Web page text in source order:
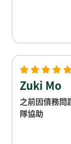
Zuki Mo
之前因債務問
隊協助